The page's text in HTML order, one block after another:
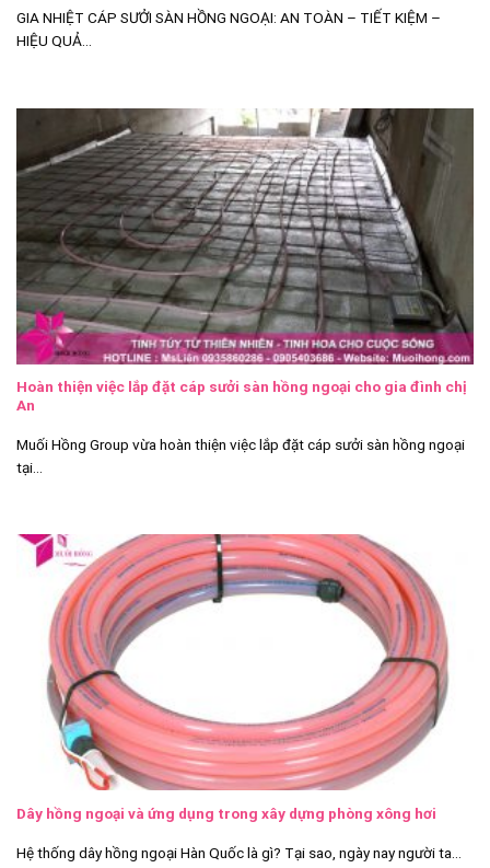
GIA NHIỆT CÁP SƯỞI SÀN HỒNG NGOẠI: AN TOÀN – TIẾT KIỆM –
HIỆU QUẢ...
Hoàn thiện việc lắp đặt cáp sưởi sàn hồng ngoại cho gia đình chị
An
Muối Hồng Group vừa hoàn thiện việc lắp đặt cáp sưởi sàn hồng ngoại
tại...
Dây hồng ngoại và ứng dụng trong xây dựng phòng xông hơi
Hệ thống dây hồng ngoại Hàn Quốc là gì? Tại sao, ngày nay người ta...